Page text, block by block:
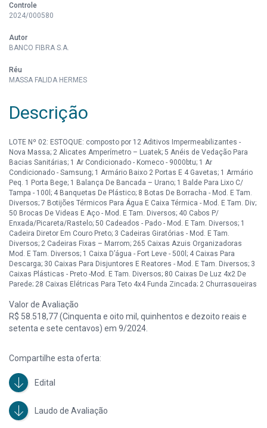
Controle
2024/000580
Autor
BANCO FIBRA S.A.
Réu
MASSA FALIDA HERMES
Descrição
LOTE Nº 02: ESTOQUE: composto por 12 Aditivos Impermeabilizantes -
Nova Massa; 2 Alicates Amperímetro – Luatek; 5 Anéis de Vedação Para
Bacias Sanitárias; 1 Ar Condicionado - Komeco - 9000btu; 1 Ar
Condicionado - Samsung; 1 Armário Baixo 2 Portas E 4 Gavetas; 1 Armário
Peq. 1 Porta Bege; 1 Balança De Bancada – Urano; 1 Balde Para Lixo C/
Tampa - 100l; 4 Banquetas De Plástico; 8 Botas De Borracha - Mod. E Tam.
Diversos; 7 Botijões Térmicos Para Água E Caixa Térmica - Mod. E Tam. Div;
50 Brocas De Videas E Aço - Mod. E Tam. Diversos; 40 Cabos P/
Enxada/Picareta/Rastelo; 50 Cadeados - Pado - Mod. E Tam. Diversos; 1
Cadeira Diretor Em Couro Preto; 3 Cadeiras Giratórias - Mod. E Tam.
Diversos; 2 Cadeiras Fixas – Marrom; 265 Caixas Azuis Organizadoras
Mod. E Tam. Diversos; 1 Caixa D’água - Fort Leve - 500l; 4 Caixas Para
Descarga; 30 Caixas Para Disjuntores E Reatores - Mod. E Tam. Diversos; 3
Caixas Plásticas - Preto -Mod. E Tam. Diversos; 80 Caixas De Luz 4x2 De
Parede; 28 Caixas Elétricas Para Teto 4x4 Funda Zincada; 2 Churrasqueiras
- Mod. E Tam. Diversos – Mostruário; 11 Chuveiros - Mod. E Tam. Diversos –
Novos; 7 Colas Branca - Tek Bond; 60 Colas Para Tubos PVC - Marcas
Diversas; 3 Colheres De Pedreiro; 4 Computadores Completos ; 5
Conduites/Magueiras - Mod. E Tam. Diversos; 2 Conjuntos De Mesas E
De Plástico; 47 Discos De Cortes - Mod. E Tam. Diversos; 32 Disjuntores-
Mod. Diversos; 40 Durepox – Loctite; 14 Enxadas Sem Cabo; 5 Escadas Em
Alumínio - 7 E 5 Degraus; 4 Escovas De Aço Para Lixadeira - Mod. E Tam.
Diversos; 28 Esmaltes Sintéticos - Brasilux - 3.6l; 2 Estabilizadores; 33
Expositores Com Peças De Pisos – Mostruário; 4 Facões - Mod. E Tam.
Diversos; 11 Fechaduras – Mostruário; 20 Fechaduras Na Caixa; 40
Ferramentas - Chave/Alicate, Martelo - Mod. E Tam. Diversos; 1 Ferro De
Valor de Avaliação
R$ 58.518,77 (Cinquenta e oito mil, quinhentos e dezoito reais e
setenta e sete centavos) em 9/2024.
Compartilhe esta oferta:
Edital
Laudo de Avaliação